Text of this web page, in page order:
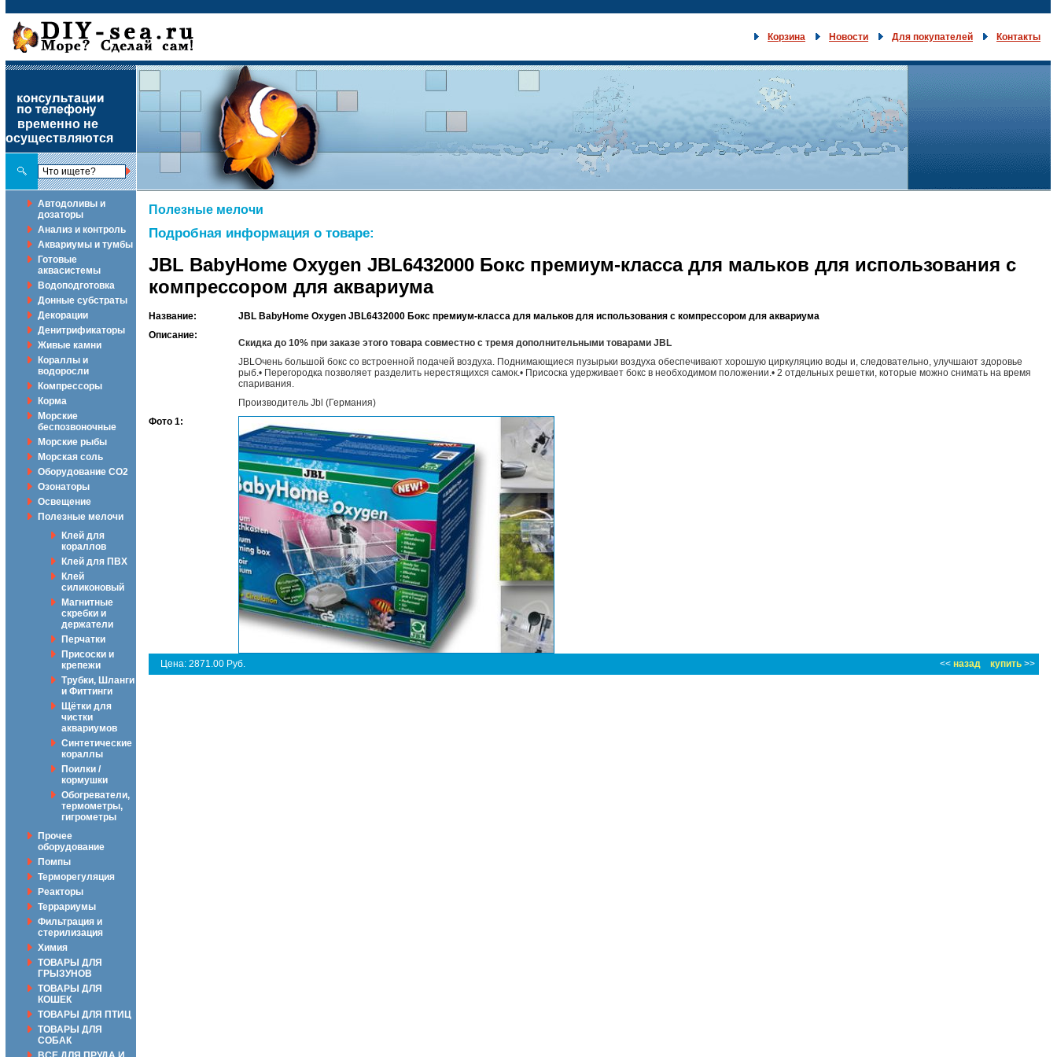
Корзина Новости Для покупателей Контакты
временно не
осуществляются
Автодоливы и
дозаторы
Анализ и контроль
Аквариумы и тумбы
Готовые
аквасистемы
Водоподготовка
Донные субстраты
Декорации
Денитрификаторы
Живые камни
Кораллы и
водоросли
Компрессоры
Корма
Морские
беспозвоночные
Морские рыбы
Морская соль
Оборудование CO2
Озонаторы
Освещение
Полезные мелочи
Клей для
кораллов
Клей для ПВХ
Клей
силиконовый
Магнитные
скребки и
держатели
Перчатки
Присоски и
крепежи
Трубки, Шланги
и Фиттинги
Щётки для
чистки
аквариумов
Синтетические
кораллы
Поилки /
кормушки
Обогреватели,
термометры,
гигрометры
Прочее
оборудование
Помпы
Терморегуляция
Реакторы
Террариумы
Фильтрация и
стерилизация
Химия
ТОВАРЫ ДЛЯ
ГРЫЗУНОВ
ТОВАРЫ ДЛЯ
КОШЕК
ТОВАРЫ ДЛЯ ПТИЦ
ТОВАРЫ ДЛЯ
СОБАК
Полезные мелочи
Подробная информация о товаре:
JBL BabyHome Oxygen JBL6432000 Бокс премиум-класса для мальков для использования с
компрессором для аквариума
Название:
JBL BabyHome Oxygen JBL6432000 Бокс премиум-класса для мальков для использования с компрессором для аквариума
Описание:
Скидка до 10% при заказе этого товара совместно с тремя дополнительными товарами JBL
JBLОчень большой бокс со встроенной подачей воздуха. Поднимающиеся пузырьки воздуха обеспечивают хорошую циркуляцию воды и, следовательно, улучшают здоровье
рыб.• Перегородка позволяет разделить нерестящихся самок.• Присоска удерживает бокс в необходимом положении.• 2 отдельных решетки, которые можно снимать на время
спаривания.
Производитель Jbl (Германия)
Фото 1:
Цена: 2871.00 Руб. << назад купить >>